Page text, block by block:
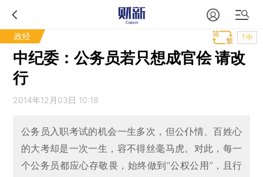
政经 T中
中纪委：公务员若只想成官侩 请改
行
2014年12月03日 10:18
公务员入职考试的机会一生多次，但公仆情、百姓心
的大考却是一次一生，容不得丝毫马虎。对此，每一
个公务员都应心存敬畏，始终做到“公权公用”，且行